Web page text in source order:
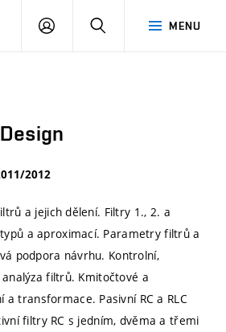
MENU
PŘIHLÁSIT
2012
a jejich dělení. Filtry 1., 2. a
a aproximací. Parametry filtrů a
podpora návrhu. Kontrolní,
filtrů. Kmitočtové a
transformace. Pasivní RC a RLC
filtry RC s jedním, dvěma a třemi